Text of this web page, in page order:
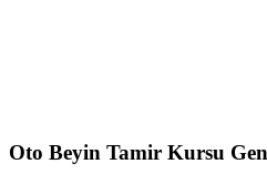
Oto Beyin Tamir Kursu